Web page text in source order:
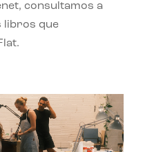
consultamos a
libros que